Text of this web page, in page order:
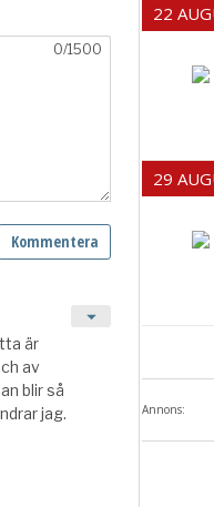
22
29
Annons: